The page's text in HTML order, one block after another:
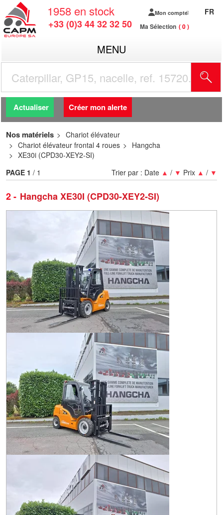
1958 en stock
+33 (0)3 44 32 32 50
Mon compte
Ma Sélection 0
FR
MENU
Actualiser Créer mon alerte
Nos matériels
Chariot élévateur
Chariot élévateur frontal 4 roues
Hangcha
XE30i (CPD30-XEY2-SI)
2 Hangcha XE30I (CPD30-XEY2-SI)
Trier par : Date ▲ / ▼ Prix ▲ / ▼
PAGE 1 / 1